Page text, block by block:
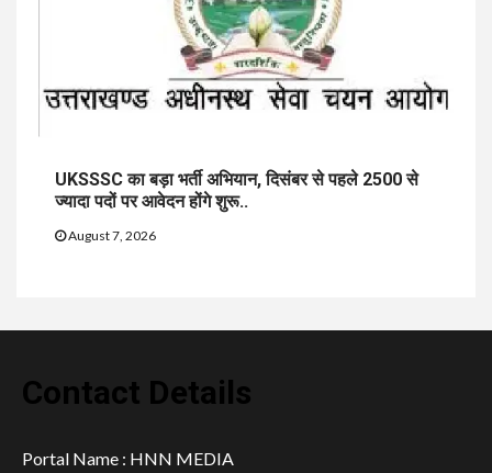
UKSSSC का बड़ा भर्ती अभियान, दिसंबर से पहले 2500 से
ज्यादा पदों पर आवेदन होंगे शुरू..
August 7, 2026
Contact Details
Portal Name : HNN MEDIA